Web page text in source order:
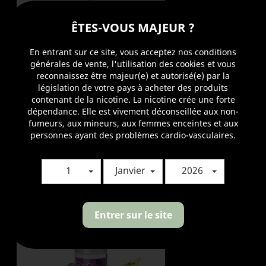
GRIVORR 50ml - Swag Juice
Prix
14,90 €
ÊTES-VOUS MAJEUR ?
En entrant sur ce site, vous acceptez nos conditions
générales de vente, l'utilisation des cookies et vous
reconnaissez être majeur(e) et autorisé(e) par la
législation de votre pays à acheter des produits
contenant de la nicotine. La nicotine crée une forte
dépendance. Elle est vivement déconseillée aux non-
fumeurs, aux mineurs, aux femmes enceintes et aux
personnes ayant des problèmes cardio-vasculaires.
1 Janvier 2026
Entrer sur le site